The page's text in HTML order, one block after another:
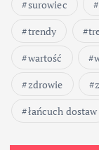
surowiec
trendy
wartość
zdrowie
łańcuch dostaw